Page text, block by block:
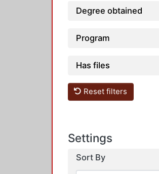
Degree obtained
Program
Has files
Reset filters
Settings
Sort By